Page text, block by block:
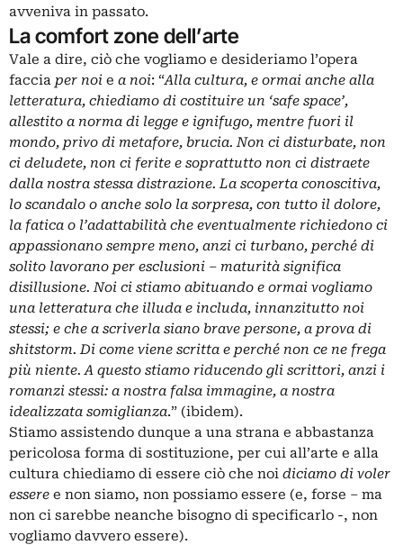
avveniva in passato.
La comfort zone dell’arte
Vale a dire, ciò che vogliamo e desideriamo l’opera
faccia per noi e a noi: “Alla cultura, e ormai anche alla
letteratura, chiediamo di costituire un ‘safe space’,
allestito a norma di legge e ignifugo, mentre fuori il
mondo, privo di metafore, brucia. Non ci disturbate, non
ci deludete, non ci ferite e soprattutto non ci distraete
dalla nostra stessa distrazione. La scoperta conoscitiva,
lo scandalo o anche solo la sorpresa, con tutto il dolore,
la fatica o l’adattabilità che eventualmente richiedono ci
appassionano sempre meno, anzi ci turbano, perché di
solito lavorano per esclusioni – maturità significa
disillusione. Noi ci stiamo abituando e ormai vogliamo
una letteratura che illuda e includa, innanzitutto noi
stessi; e che a scriverla siano brave persone, a prova di
shitstorm. Di come viene scritta e perché non ce ne frega
più niente. A questo stiamo riducendo gli scrittori, anzi i
romanzi stessi: a nostra falsa immagine, a nostra
idealizzata somiglianza.” (ibidem).
Stiamo assistendo dunque a una strana e abbastanza
pericolosa forma di sostituzione, per cui all’arte e alla
cultura chiediamo di essere ciò che noi diciamo di voler
essere e non siamo, non possiamo essere (e, forse – ma
non ci sarebbe neanche bisogno di specificarlo -, non
vogliamo davvero essere).